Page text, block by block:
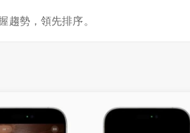
趨勢，領先排序。
Siri升級